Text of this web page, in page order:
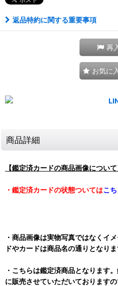
返品特約に関する重要事項
再
お気に
商品詳細
【鑑定済カードの商品画像について
・鑑定済カードの状態ついてはこ
・商品画像は実物写真ではなくイ
ドやカードは商品名の通りとなりま
・こちらは鑑定済商品となります
に販売させていただいております